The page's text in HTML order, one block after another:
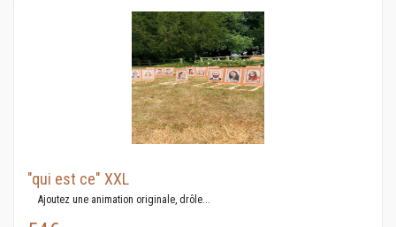
"qui est ce" XXL
Ajoutez une animation originale, drôle...